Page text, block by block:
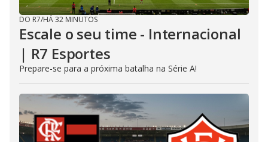
DO R7/HÁ 32 MINUTOS
Escale o seu time - Internacional
| R7 Esportes
Prepare-se para a próxima batalha na Série A!